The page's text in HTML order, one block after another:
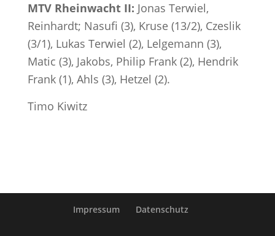
MTV Rheinwacht II: Jonas Terwiel,
Reinhardt; Nasufi (3), Kruse (13/2), Czeslik
(3/1), Lukas Terwiel (2), Lelgemann (3),
Matic (3), Jakobs, Philip Frank (2), Hendrik
Frank (1), Ahls (3), Hetzel (2).
Timo Kiwitz
Impressum Datenschutz